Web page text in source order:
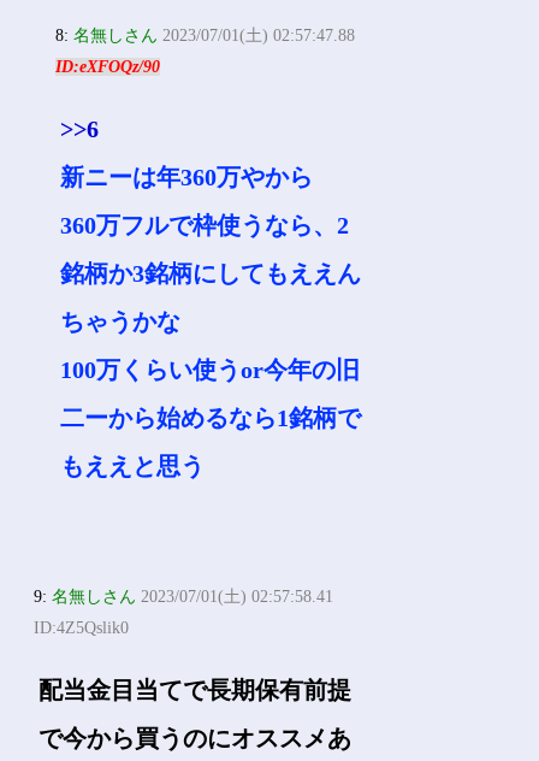
8:名無しさん 2023/07/01(土) 02:57:47.88
ID:eXFOQz/90
>>6
新ニーは年360万やから
360万フルで枠使うなら、2
銘柄か3銘柄にしてもええん
ちゃうかな
100万くらい使うor今年の旧
二ーから始めるなら1銘柄で
もええと思う
9:名無しさん 2023/07/01(土) 02:57:58.41
ID:4Z5Qslik0
配当金目当てで長期保有前提
で今から買うのにオススメあ